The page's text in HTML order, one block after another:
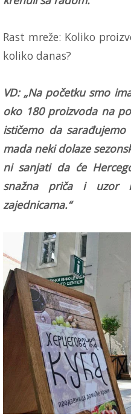
Rast mreže: Koliko
koliko danas?
VD: „Na početku smo
oko 180 proizvoda na
ističemo da
mada neki dolaze
ni sanjati da će
snažna priča i uzor
zajednicama.“